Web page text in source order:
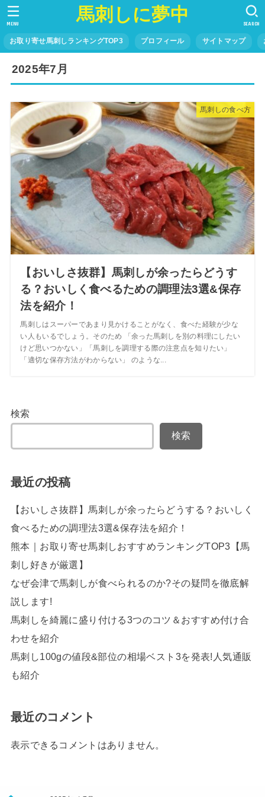
馬刺しに夢中
お取り寄せ馬刺しランキングTOP3 プロフィール サイトマップ
SEARCH
MENU
2025年7月
馬刺しの食べ方
【おいしさ抜群】馬刺しが余ったらどうす
る？おいしく食べるための調理法3選&保存
法を紹介！
馬刺しはスーパーであまり見かけることがなく、食べた経験が少な
い人もいるでしょう。そのため 「余った馬刺しを別の料理にしたい
けど思いつかない」「馬刺しを調理する際の注意点を知りたい」
「適切な保存方法がわからない」 のような...
検索
検索
最近の投稿
【おいしさ抜群】馬刺しが余ったらどうする？おいしく
食べるための調理法3選&保存法を紹介！
熊本｜お取り寄せ馬刺しおすすめランキングTOP3【馬
刺し好きが厳選】
なぜ会津で馬刺しが食べられるのか?その疑問を徹底解
説します!
馬刺しを綺麗に盛り付ける3つのコツ＆おすすめ付け合
わせを紹介
馬刺し100gの値段&部位の相場ベスト3を発表!人気通販
も紹介
最近のコメント
表示できるコメントはありません。